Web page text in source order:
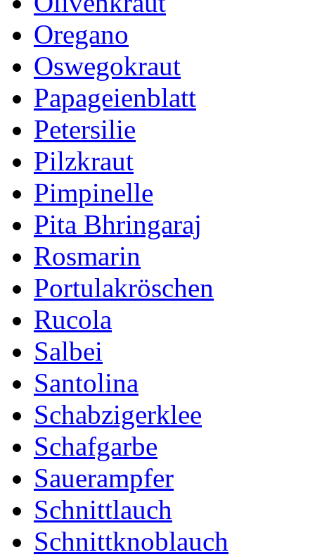
Oregano
Oswegokraut
Papageienblatt
Petersilie
Pilzkraut
Pimpinelle
Pita Bhringaraj
Rosmarin
Portulakröschen
Rucola
Salbei
Santolina
Schabzigerklee
Schafgarbe
Sauerampfer
Schnittlauch
Schnittknoblauch